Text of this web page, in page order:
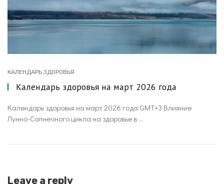
КАЛЕНДАРЬ ЗДОРОВЬЯ
Календарь здоровья на март 2026 года
Календарь здоровья на март 2026 года GMT+3 Влияние
Лунно-Солнечного цикла на здоровье в ...
Leave a reply